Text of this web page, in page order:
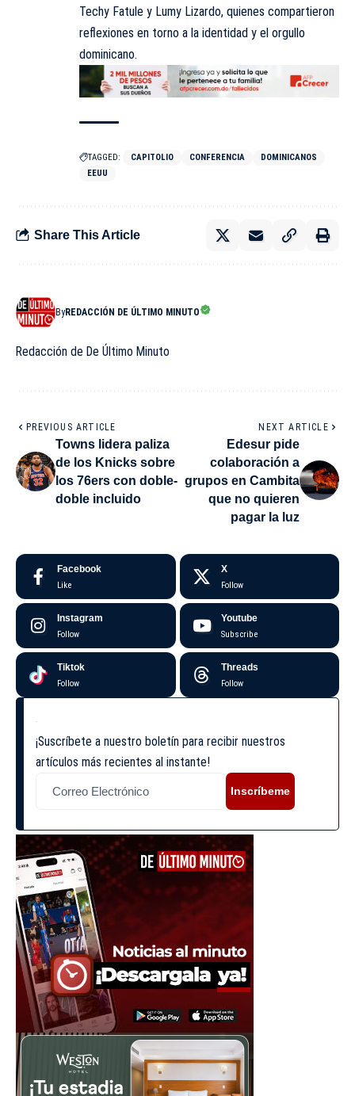
Techy Fatule y Lumy Lizardo, quienes compartieron
reflexiones en torno a la identidad y el orgullo
dominicano.
TAGGED: CAPITOLIO CONFERENCIA
DOMINICANOS
EEUU
Share This Article
ByREDACCIÓN DE ÚLTIMO MINUTO
Redacción de De Último Minuto
PREVIOUS ARTICLE
Towns lidera paliza
de los Knicks sobre
los 76ers con doble-
doble incluido
NEXT ARTICLE
Edesur pide
colaboración a
grupos en Cambita
que no quieren
pagar la luz
Facebook
Like
X
Follow
Instagram
Follow
Youtube
Subscribe
Tiktok
Follow
Threads
Follow
¡Suscríbete a nuestro boletín para recibir nuestros
artículos más recientes al instante!
Inscríbeme